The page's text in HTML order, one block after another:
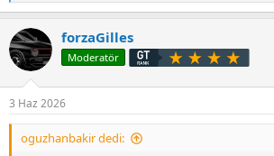
e
k
i
l
forzaGilles
Moderatör
3 Haz 2026
oguzhanbakir dedi: